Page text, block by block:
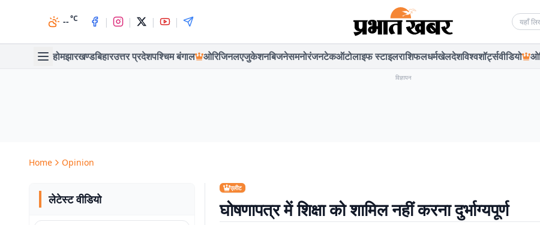
--°C | | | |
होमझारखण्डबिहारउत्तर प्रदेशपश्चिम बंगाल ओरिजिनलएजुकेशनबिजनेसमनोरंजनटेकऑटोलाइफ स्टाइलराशिफलधर्मखेलदेशविश्वशॉर्ट्सवीडियो
विज्ञापन
Home Opinion
लेटेस्ट वीडियो
एलीट
घोषणापत्र में शिक्षा को शामिल नहीं करना दुर्भाग्यपूर्ण